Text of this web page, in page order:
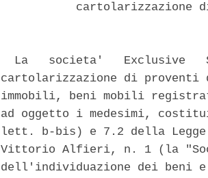
cartolarizzazione
La   societa'   Exclusive
cartolarizzazione di
immobili, beni mobili
ad oggetto i medesimi,
lett. b-bis) e 7.2 della Legge
Vittorio Alfieri, n. 1 (la
dell'individuazione dei